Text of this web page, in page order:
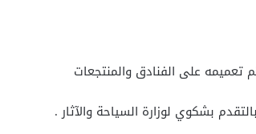
على الفنادق والمنتجعات
بشكوي لوزارة السياحة والآثار .